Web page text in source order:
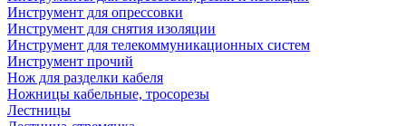
Инструмент для опрессовки
Инструмент для снятия изоляции
Инструмент для телекоммуникационных систем
Инструмент прочий
Нож для разделки кабеля
Ножницы кабельные, тросорезы
Лестницы